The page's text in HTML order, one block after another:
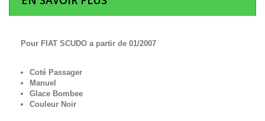
Pour FIAT SCUDO a partir de 01/2007
Coté Passager
Manuel
Glace Bombee
Couleur Noir